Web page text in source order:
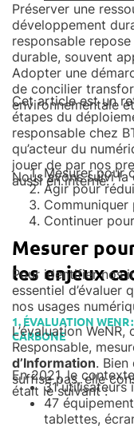
Préserver une
développement
responsable
durable, souvent
Adopter une
de concilier
environnementale
Cet article est un
étapes du
responsable chez
qu’acteur du
jouer de par nos
aussi en interne.
Nous avons suivi la
Mesurer pour
Agir pour
Communiquer
Continuer
Mesurer
les enjeux
Pour identifier nos
essentiel d’évaluer
nos usages
1. ÉVALUATION WENR
CARBONE
L’évaluation
Responsable,
d’Information. Bien
suffise pas, elle
En 2021, le
était le suivant :
31
47
tablettes,